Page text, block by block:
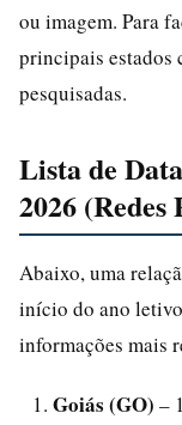
ou imagem. Para
principais estados
pesquisadas.
Lista de
2026
Abaixo, uma
início do ano
informações mais
Goiás (GO) –